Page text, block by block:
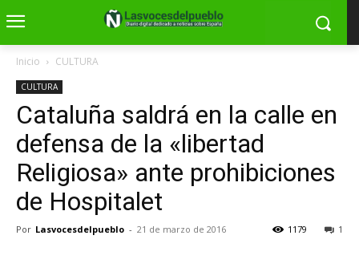
Inicio CULTURA
CULTURA
Cataluña saldrá en la calle en
defensa de la «libertad
Religiosa» ante prohibiciones
de Hospitalet
Por Lasvocesdelpueblo - 21 de marzo de 2016 1
1179